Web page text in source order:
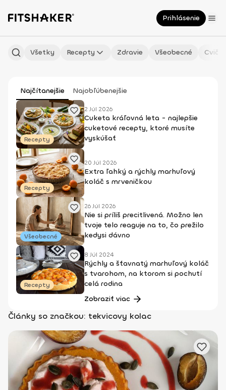
Prihlásenie
Všetky Recepty Zdravie Všeobecné
Najčítanejšie Najobľúbenejšie
Recepty
2 Júl 2026
Cuketa kráľovná leta - najlepšie
cuketové recepty, ktoré musíte
vyskúšať
Recepty
20 Júl 2026
Extra ľahký a rýchly marhuľový
koláč s mrveničkou
Všeobecné
26 Júl 2026
Nie si príliš precitlivená. Možno len
tvoje telo reaguje na to, čo prežilo
kedysi dávno
Recepty
8 Júl 2024
Rýchly a šťavnatý marhuľový koláč
s tvarohom, na ktorom si pochutí
celá rodina
Zobraziť viac
Články so značkou: tekvicovy kolac